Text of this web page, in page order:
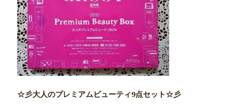
☆彡大人のプレミアムビューティ9点セット☆彡